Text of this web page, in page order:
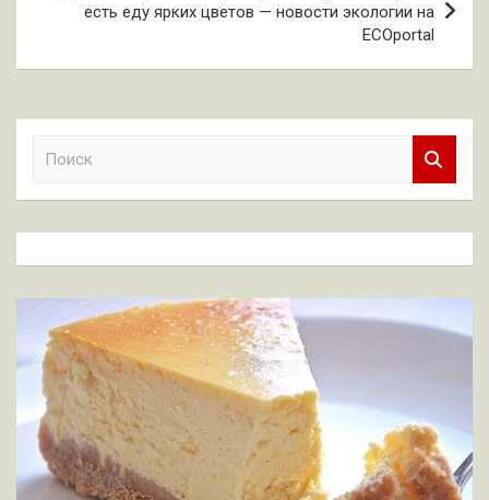
есть еду ярких цветов — новости экологии на
ECOportal
к